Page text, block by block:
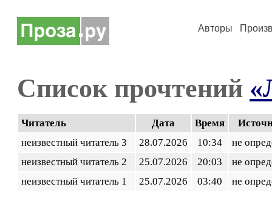
Авторы
Список прочтений
Читатель Дата Время
неизвестный читатель 3
28.07.2026 10:34
не
неизвестный читатель 2
25.07.2026 20:03
не
неизвестный читатель 1
25.07.2026 03:40 не